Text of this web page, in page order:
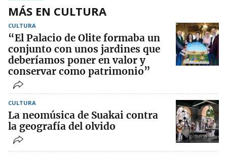
MÁS EN CULTURA
CULTURA
“El Palacio de Olite formaba un
conjunto con unos jardines que
deberíamos poner en valor y
conservar como patrimonio”
CULTURA
La neomúsica de Suakai contra
la geografía del olvido